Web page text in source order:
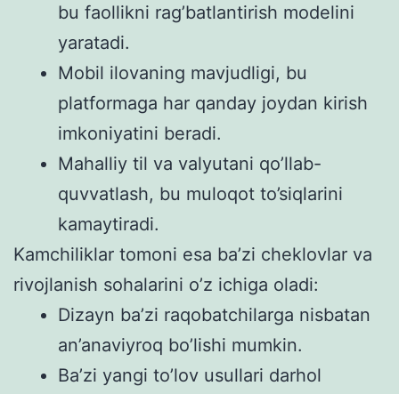
bu faollikni rag’batlantirish modelini
yaratadi.
Mobil ilovaning mavjudligi, bu
platformaga har qanday joydan kirish
imkoniyatini beradi.
Mahalliy til va valyutani qo’llab-
quvvatlash, bu muloqot to’siqlarini
kamaytiradi.
Kamchiliklar tomoni esa ba’zi cheklovlar va
rivojlanish sohalarini o’z ichiga oladi:
Dizayn ba’zi raqobatchilarga nisbatan
an’anaviyroq bo’lishi mumkin.
Ba’zi yangi to’lov usullari darhol